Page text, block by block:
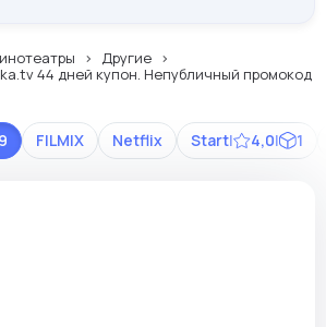
Другие
44 дней купон. Непубличный промокод
FILMIX Netflix Start| 4,0| 1
9